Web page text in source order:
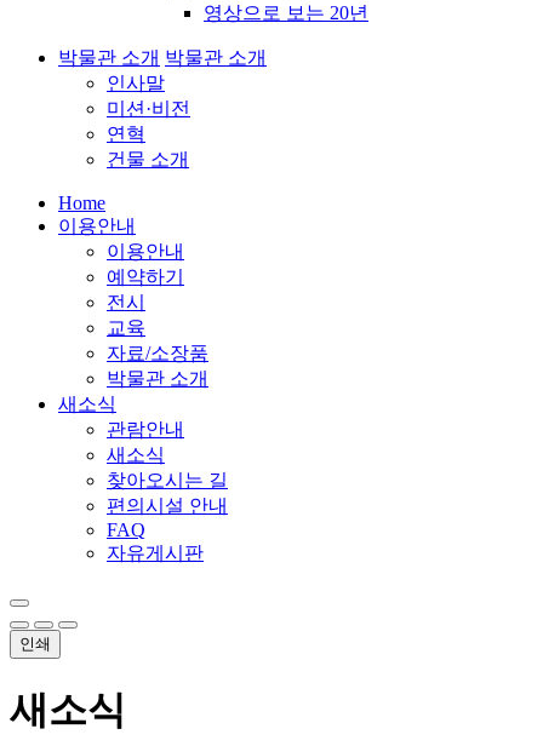
영상으로 보는 20년
박물관 소개 박물관 소개
인사말
미션·비전
연혁
건물 소개
Home
이용안내
이용안내
예약하기
전시
교육
자료/소장품
박물관 소개
새소식
관람안내
새소식
찾아오시는 길
편의시설 안내
FAQ
자유게시판
인쇄
새소식